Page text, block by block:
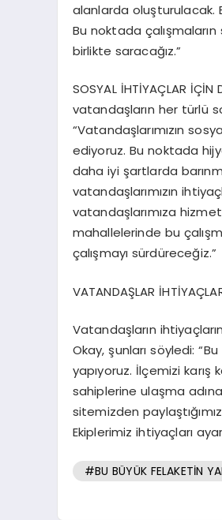
alanlarda oluşturulacak.
Bu noktada
birlikte saracağız.”
SOSYAL İHTİYAÇLAR
vatandaşların her türlü
“Vatandaşlarımızın
ediyoruz. Bu noktada
daha iyi şartlarda
vatandaşlarımızın
vatandaşlarımıza
mahallelerinde bu
çalışmayı sürdüreceğiz.”
VATANDAŞLAR
Vatandaşların
Okay, şunları söyledi:
yapıyoruz. İlçemizi karış
sahiplerine ulaşma
sitemizden
Ekiplerimiz ihtiyaçları
#BU BÜYÜK FELAKETİN